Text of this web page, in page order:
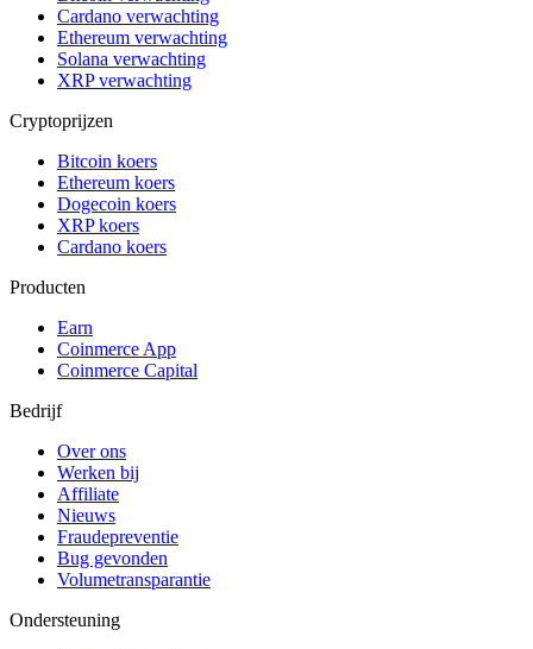
Cardano verwachting
Ethereum verwachting
Solana verwachting
XRP verwachting
Cryptoprijzen
Bitcoin koers
Ethereum koers
Dogecoin koers
XRP koers
Cardano koers
Producten
Earn
Coinmerce App
Coinmerce Capital
Bedrijf
Over ons
Werken bij
Affiliate
Nieuws
Fraudepreventie
Bug gevonden
Volumetransparantie
Ondersteuning